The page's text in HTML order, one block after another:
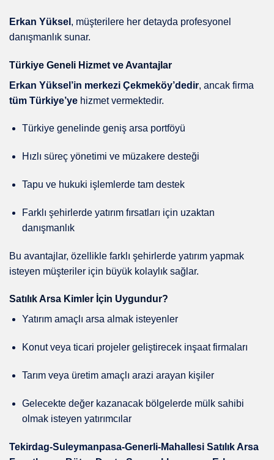
Erkan Yüksel , müşterilere her detayda profesyonel
danışmanlık sunar.
Türkiye Geneli Hizmet ve Avantajlar
Erkan Yüksel’in merkezi Çekmeköy’dedir, ancak firma
tüm Türkiye’ye hizmet vermektedir.
Türkiye genelinde geniş arsa portföyü
Hızlı süreç yönetimi ve müzakere desteği
Tapu ve hukuki işlemlerde tam destek
Farklı şehirlerde yatırım fırsatları için uzaktan
danışmanlık
Bu avantajlar, özellikle farklı şehirlerde yatırım yapmak
isteyen müşteriler için büyük kolaylık sağlar.
Satılık Arsa Kimler İçin Uygundur?
Yatırım amaçlı arsa almak isteyenler
Konut veya ticari projeler geliştirecek inşaat firmaları
Tarım veya üretim amaçlı arazi arayan kişiler
Gelecekte değer kazanacak bölgelerde mülk sahibi
olmak isteyen yatırımcılar
Tekirdag-Suleymanpasa-Generli-Mahallesi Satılık Arsa